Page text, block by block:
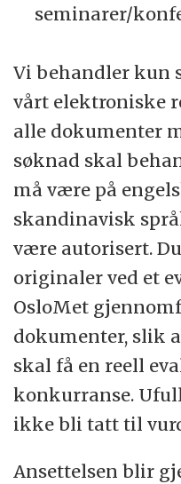
seminarer/
Vi behandler kun
vårt elektroniske
alle dokumenter
søknad skal
må være på
skandinavisk
være autorisert.
originaler ved et
OsloMet
dokumenter, slik
skal få en reell
konkurranse.
ikke bli tatt til
Ansettelsen blir